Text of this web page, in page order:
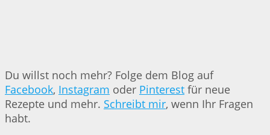
Du willst noch mehr? Folge dem Blog auf
Facebook, Instagram oder Pinterest für neue
Rezepte und mehr. Schreibt mir, wenn Ihr Fragen
habt.